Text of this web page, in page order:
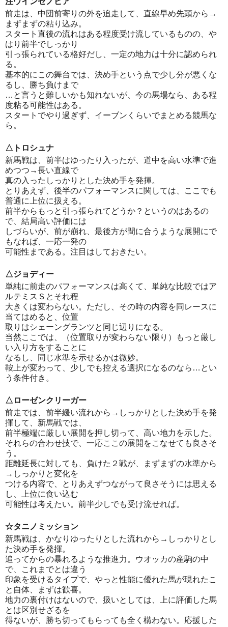
前走は、中団前寄りの外を追走して、直線早め先頭から→
まずまずの粘り込み。
スタート直後の流れはある程度受け流しているものの、や
はり前半でしっかり
引っ張られている格好だし、一定の地力は十分に認められ
る。
基本的にこの舞台では、決め手という点で少し分が悪くな
るし、勝ち負けまで
…と言うと難しいかも知れないが、今の馬場なら、ある程
度粘る可能性はある。
スタートでやり過ぎず、イーブンくらいでまとめる競馬な
ら。
△トロシュナ
新馬戦は、前半はゆったり入ったが、道中を高い水準で進
めつつ→長い直線で
真の入ったしっかりとした決め手を発揮。
とりあえず、後半のパフォーマンスに関しては、ここでも
普通に上位に扱える。
前半からもっと引っ張られてどうか？というのはあるの
で、結局高い評価には
しづらいが、前が崩れ、最後方が間に合うような展開にで
もなれば、一応一発の
可能性まである。注目はしておきたい。
△ジョディー
単純に前走のパフォーマンスは高くて、単純な比較ではア
ルテミスＳとそれ程
大きくは変わらない。ただし、その時の内容を同レースに
当てはめると、位置
取りはシェーングランツと同じ辺りになる。
当然ここでは、（位置取りが変わらない限り）もっと厳し
い入り方をすることに
なるし、同じ水準を示せるかは微妙。
鞍上が変わって、少しでも控える選択になるのなら…とい
う条件付き。
△ローゼンクリーガー
前走では、前半緩い流れから→しっかりとした決め手を発
揮して、新馬戦では、
前半極端に厳しい展開を押し切って、高い地力を示した。
それらの合わせ技で、一応ここの展開をこなせても良さそ
う。
距離延長に対しても、負けた２戦が、まずまずの水準から
→しっかりと変化を
つける内容で、とりあえずつながって良さそうには思える
し、上位に食い込む
可能性は考えたい。前半少しでも受け流せれば。
☆タニノミッション
新馬戦は、かなりゆったりとした流れから→しっかりとし
た決め手を発揮。
追ってからの暴れるような推進力。ウオッカの産駒の中
で、これまでとは違う
印象を受けるタイプで、やっと性能に優れた馬が現れたこ
と自体、まずは歓喜。
地力の裏付けはないので、扱いとしては、上に評価した馬
とは区別せざるを
得ないが、勝ち切ってもらっても全く構わない。応援した